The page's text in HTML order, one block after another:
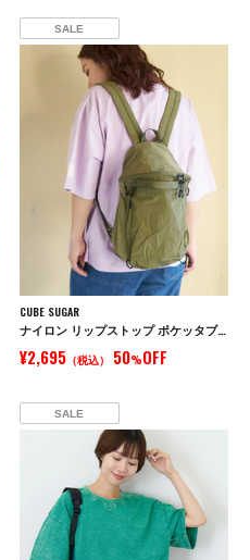
SALE
CUBE SUGAR
ナイロン リップストップ ポケッタブル リュック
¥2,695（税込） 50%OFF
SALE